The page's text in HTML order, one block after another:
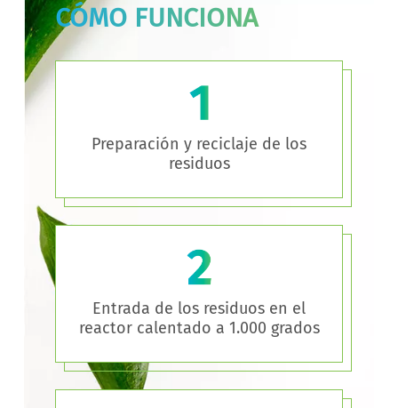
CÓMO FUNCIONA
Preparación y reciclaje de los
residuos
Entrada de los residuos en el
reactor calentado a 1.000 grados